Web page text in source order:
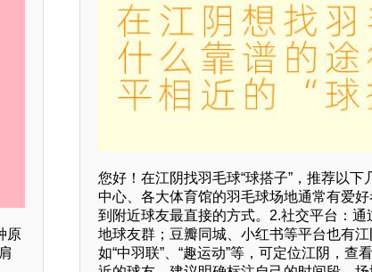
原
您好！在江阴找羽毛球“球搭子”，推荐以
中心、各大体育馆的羽毛球场地通常有爱
到附近球友最直接的方式。2.社交平台：通
地球友群；豆瓣同城、小红书等平台也有
如“中羽联”、“趣运动”等，可定位江阴，